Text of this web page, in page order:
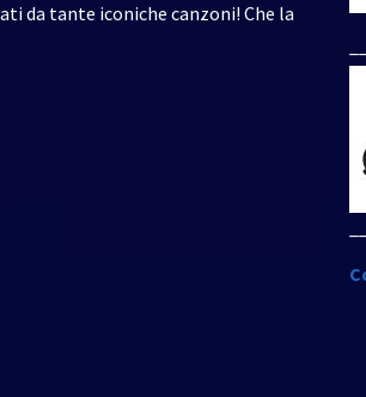
da tante iconiche canzoni! Che la